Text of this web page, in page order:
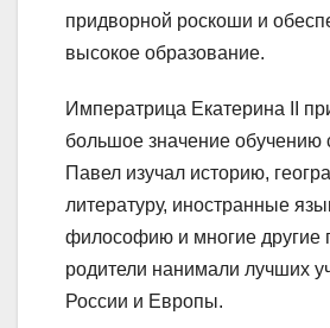
придворной роскоши и
высокое образование.
Императрица Екатерина II
большое значение обучению
Павел изучал историю,
литературу, иностранные
философию и многие другие
родители нанимали лучших
России и Европы.